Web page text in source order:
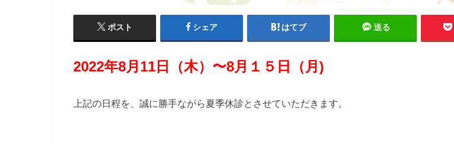
ポスト シェア はてブ 送る
2022年8月11日（木）〜8月１５日（月)
上記の日程を、誠に勝手ながら夏季休診とさせていただきます。